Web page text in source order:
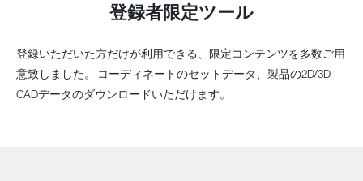
SUPPORT
CATALOGUES
登録者限定ツール
登録いただいた方だけが利用できる、限定コンテンツを多数ご用
意致しました。
コーディネートのセットデータ、製品の2D/3D
CADデータのダウンロードいただけます。